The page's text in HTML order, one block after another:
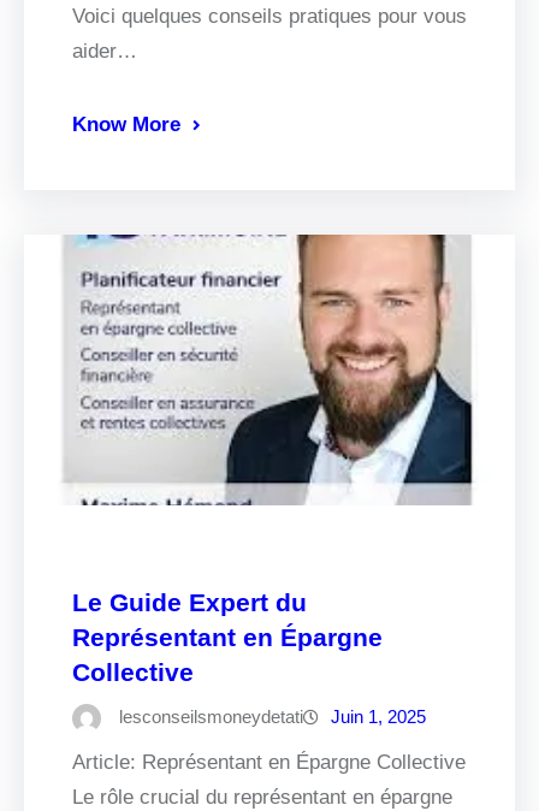
Voici quelques conseils pratiques pour vous
aider…
Know More
Le Guide Expert du
Représentant en Épargne
Collective
lesconseilsmoneydetati Juin 1, 2025
Article: Représentant en Épargne Collective
Le rôle crucial du représentant en épargne